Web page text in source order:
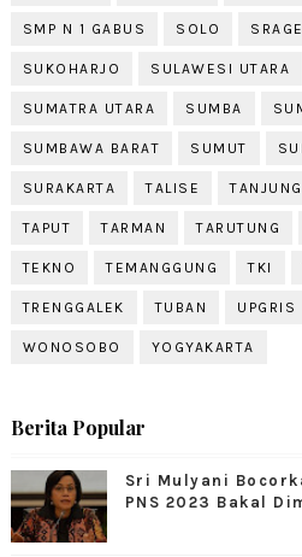
SMP N 1 GABUS SOLO
SUKOHARJO SULAWESI UTARA
SUMATRA UTARA SUMBA
SUMBAWA BARAT SUMUT
SURAKARTA TALISE
TAPUT TARMAN TARUTUNG
TEKNO TEMANGGUNG TKI
TRENGGALEK TUBAN UPGRIS
WONOSOBO YOGYAKARTA
Berita Popular
Sri Mulyani
PNS 2023 Bakal